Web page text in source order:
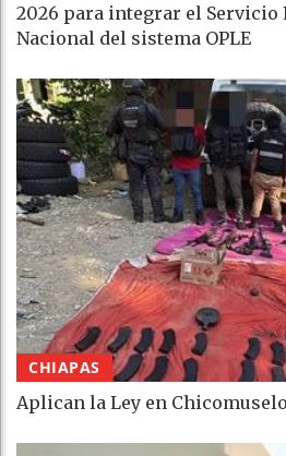
2026 para integrar el Servicio
Nacional del sistema OPLE
CHIAPAS
Aplican la Ley en Chicomuselo